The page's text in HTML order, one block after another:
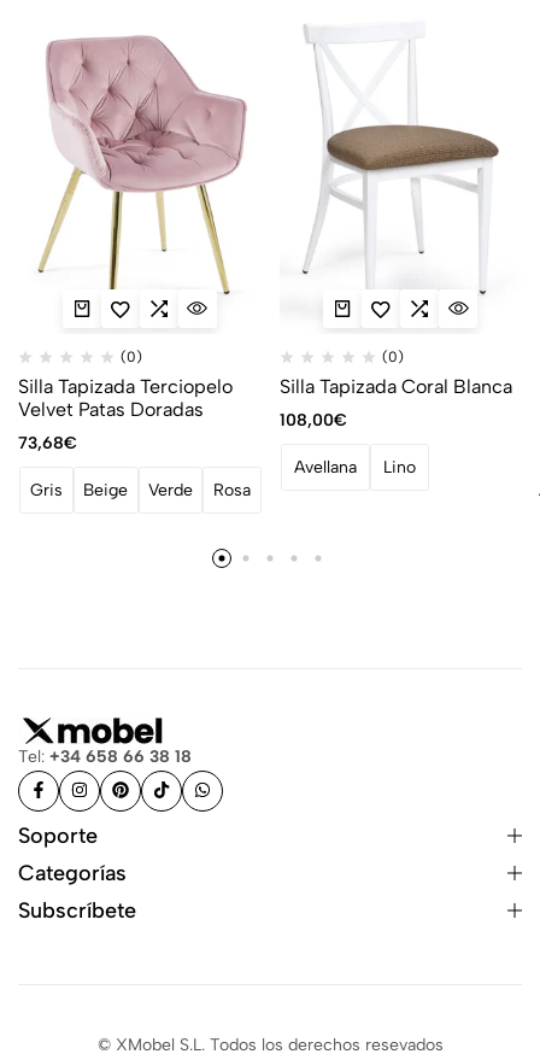
(0)
Silla Tapizada Terciopelo
Velvet Patas Doradas
73,68€
Gris Beige Verde Rosa
(0)
Silla Tapizada Coral Blanca
108,00€
Avellana
Lino
Tel: +34 658 66 38 18
Soporte
Categorías
Subscríbete
© XMobel S.L. Todos los derechos resevados